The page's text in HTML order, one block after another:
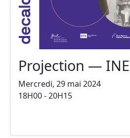
Projection —
Mercredi, 29 mai 2024
18H00 - 20H15